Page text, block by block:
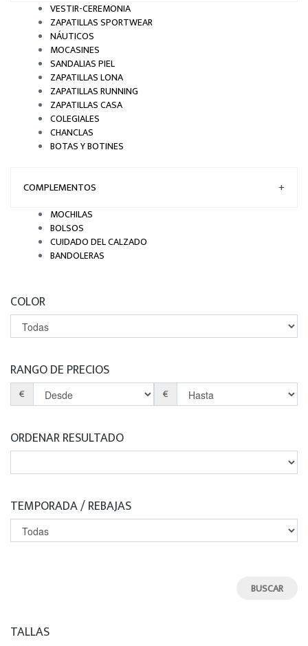
VESTIR-CEREMONIA
ZAPATILLAS SPORTWEAR
NÁUTICOS
MOCASINES
SANDALIAS PIEL
ZAPATILLAS LONA
ZAPATILLAS RUNNING
ZAPATILLAS CASA
COLEGIALES
CHANCLAS
BOTAS Y BOTINES
COMPLEMENTOS +
MOCHILAS
BOLSOS
CUIDADO DEL CALZADO
BANDOLERAS
COLOR
RANGO DE PRECIOS
€ €
ORDENAR RESULTADO
TEMPORADA / REBAJAS
TALLAS